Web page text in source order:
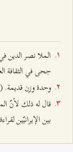
الملا نصر الدين
جحى في الثقافة
وحدة وزن قديمة.
قال له ذلك لأنّ
بين الإيرانيّين